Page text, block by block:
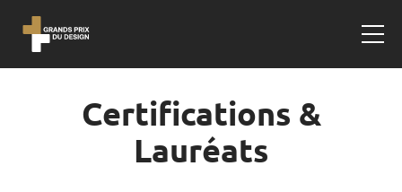
Certifications &
Lauréats